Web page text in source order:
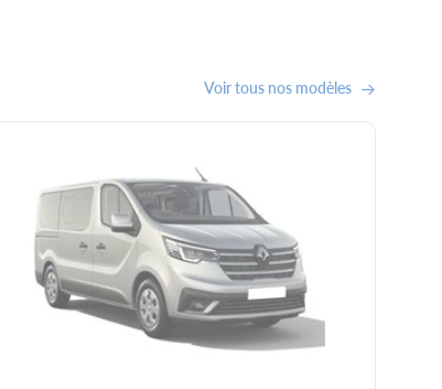
Voir tous nos modèles